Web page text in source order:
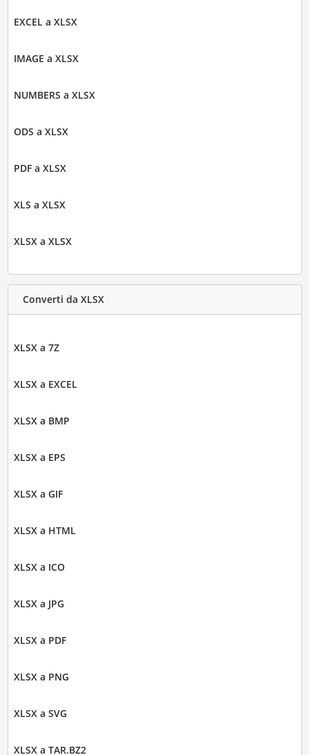
EXCEL a XLSX
IMAGE a XLSX
NUMBERS a XLSX
ODS a XLSX
PDF a XLSX
XLS a XLSX
XLSX a XLSX
Converti da XLSX
XLSX a 7Z
XLSX a EXCEL
XLSX a BMP
XLSX a EPS
XLSX a GIF
XLSX a HTML
XLSX a ICO
XLSX a JPG
XLSX a PDF
XLSX a PNG
XLSX a SVG
XLSX a TAR.BZ2